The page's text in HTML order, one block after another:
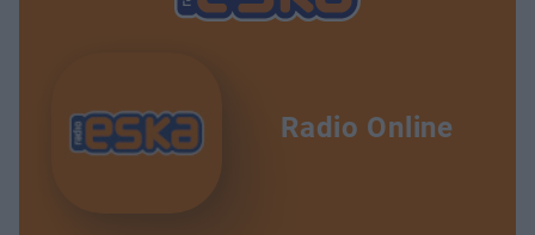
Radio Online